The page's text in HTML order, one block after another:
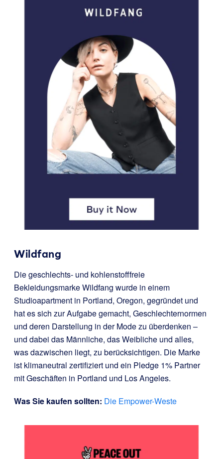
Wildfang
Die geschlechts- und kohlenstofffreie
Bekleidungsmarke Wildfang wurde in einem
Studioapartment in Portland, Oregon, gegründet und
hat es sich zur Aufgabe gemacht, Geschlechternormen
und deren Darstellung in der Mode zu überdenken –
und dabei das Männliche, das Weibliche und alles,
was dazwischen liegt, zu berücksichtigen. Die Marke
ist klimaneutral zertifiziert und ein Pledge 1% Partner
mit Geschäften in Portland und Los Angeles.
Was Sie kaufen sollten: Die Empower-Weste